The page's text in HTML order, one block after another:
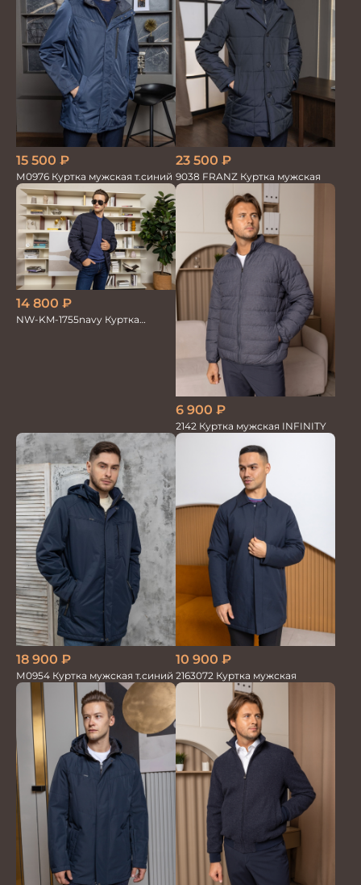
15 500 ₽
М0976 Куртка мужская т.синий
23 500 ₽
9038 FRANZ Куртка мужская
14 800 ₽
NW-KM-1755navy Куртка
6 900 ₽
2142 Куртка мужская INFINITY
18 900 ₽
М0954 Куртка мужская т.синий
10 900 ₽
2163072 Куртка мужская